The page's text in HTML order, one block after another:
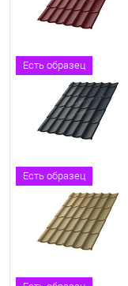
Есть образец
Есть образец